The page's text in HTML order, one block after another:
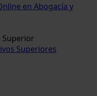
en Abogacía y
Superior
Superiores